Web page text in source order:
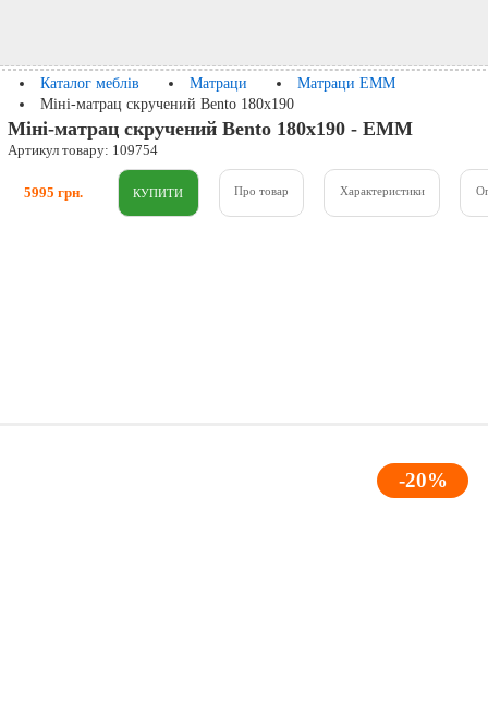
Каталог меблів Матраци
Матраци ЕММ
Міні-матрац скручений Bento 180x190
Міні-матрац скручений Bento 180x190 - ЕММ
Артикул товару: 109754
5995 грн. Про товар Характеристики
-20%